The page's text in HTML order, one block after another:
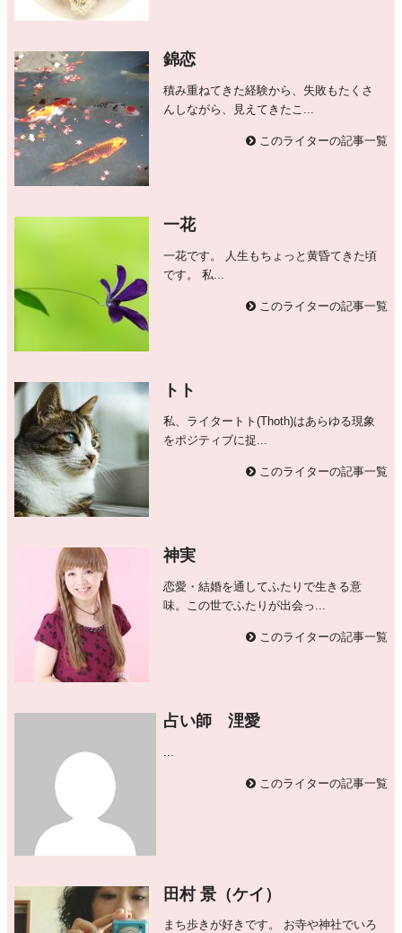
錦恋
積み重ねてきた経験から、失敗もたくさ
んしながら、見えてきたこ...
このライターの記事一覧
一花
一花です。 人生もちょっと黄昏てきた頃
です。 私...
このライターの記事一覧
トト
私、ライタートト(Thoth)はあらゆる現象
をポジティブに捉...
このライターの記事一覧
神実
恋愛・結婚を通してふたりで生きる意
味。この世でふたりが出会っ...
このライターの記事一覧
占い師 浬愛
...
このライターの記事一覧
田村 景（ケイ）
まち歩きが好きです。 お寺や神社でいろ